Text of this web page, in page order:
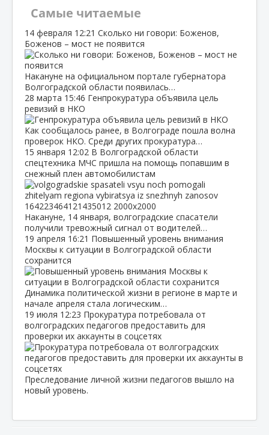
Самые читаемые
14 февраля 12:21 Сколько ни говори: Боженов,
Боженов – мост не появится
Накануне на официальном портале губернатора
Волгоградской области появилась…
28 марта 15:46 Генпрокуратура объявила цель
ревизий в НКО
Как сообщалось ранее, в Волгограде пошла волна
проверок НКО. Среди других прокуратура…
15 января 12:02 В Волгоградской области
спецтехника МЧС пришла на помощь попавшим в
снежный плен автомобилистам
Накануне, 14 января, волгоградские спасатели
получили тревожный сигнал от водителей…
19 апреля 16:21 Повышенный уровень внимания
Москвы к ситуации в Волгоградской области
сохранится
Динамика политической жизни в регионе в марте и
начале апреля стала логическим…
19 июля 12:23 Прокуратура потребовала от
волгоградских педагогов предоставить для
проверки их аккаунты в соцсетях
Преследование личной жизни педагогов вышло на
новый уровень.